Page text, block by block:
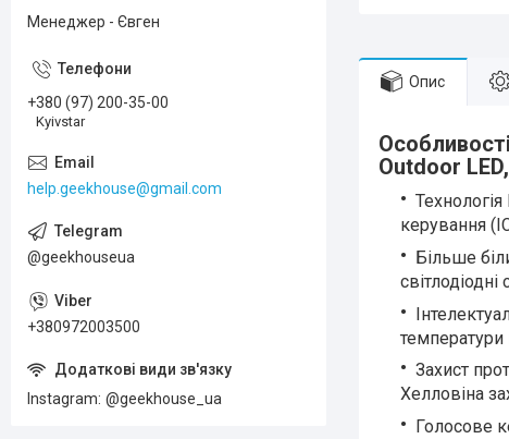
Опис
Outdoor
керування
Більше
температури
Захист
Хелловіна
Голосове
Менеджер - Євген
+380 (97) 200-35-00
Kyivstar
help.geekhouse@gmail.com
@geekhouseua
+380972003500
Instagram @geekhouse_ua